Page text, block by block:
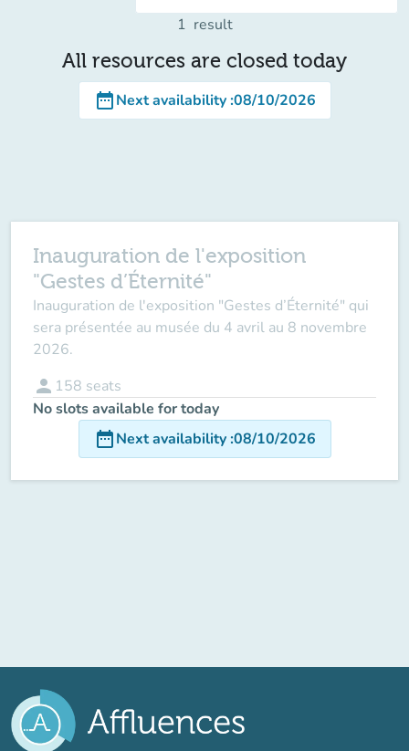
1 result
All resources are closed today
date_rangeNext availability:08/10/2026
Inauguration de l'exposition
"Gestes d’Éternité"
Inauguration de l'exposition "Gestes d’Éternité" qui
sera présentée au musée du 4 avril au 8 novembre
2026.
person 158 seats
No slots available for today
date_rangeNext availability:08/10/2026